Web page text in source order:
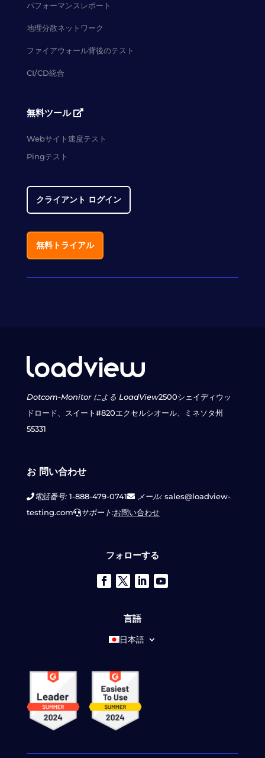
パフォーマンスレポート
地理分散ネットワーク
ファイアウォール背後のテスト
CI/CD統合
無料ツール
Webサイト速度テスト
Pingテスト
クライアント ログイン
無料トライアル
Dotcom-Monitor による LoadView2500シェイディウッ
ドロード、スイート#820エクセルシオール、ミネソタ州
55331
お 問い合わせ
電話番号:1-888-479-0741 メール:sales@loadview-
testing.com
サポート:お問い合わせ
フォローする
言語
日本語